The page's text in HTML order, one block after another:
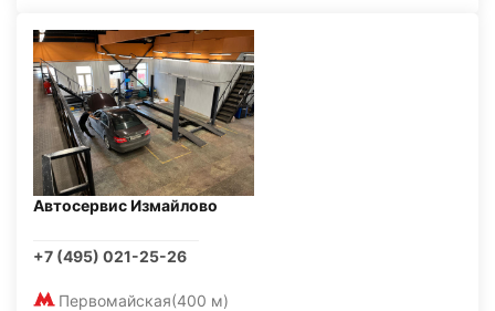
Автосервис Измайлово
+7 (495) 021-25-26
Первомайская(400 м)